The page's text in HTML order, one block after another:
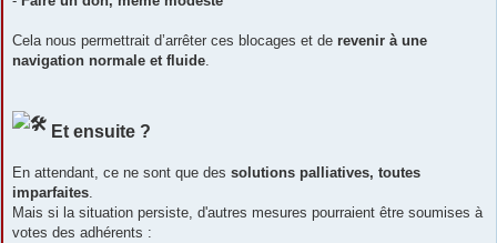
Cela nous permettrait d’arrêter ces blocages et de revenir à une
navigation normale et fluide.
Et ensuite ?
En attendant, ce ne sont que des solutions palliatives, toutes
imparfaites.
Mais si la situation persiste, d'autres mesures pourraient être soumises à
votes des adhérents :